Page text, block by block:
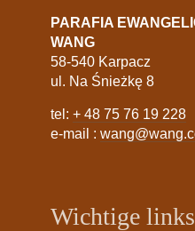
PARAFIA
WANG
58-540 Karpacz
ul. Na Śnieżkę 8
tel: + 48 75 76 19 228
e-mail :
Wichtige links